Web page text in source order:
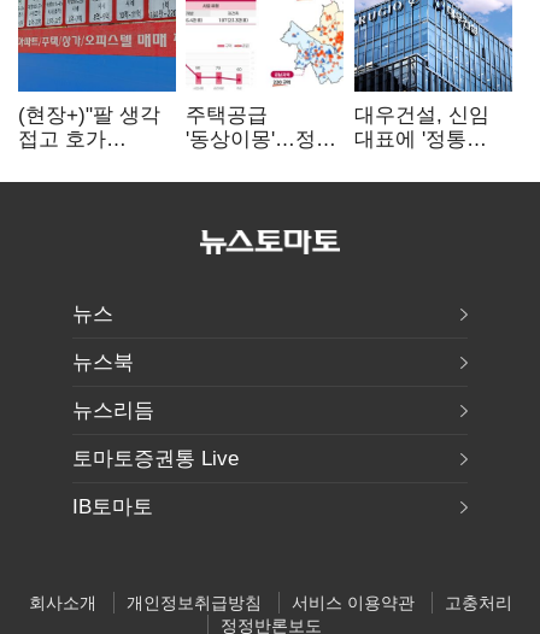
(현장+)"팔 생각
접고 호가
똘똘한 한 채'
주택공급
'동상이몽'…정부
없으면 '공수표'
대우건설, 신임
대표에 '정통
부사장 내정
뉴스
뉴스북
뉴스리듬
토마토증권통 Live
IB토마토
회사소개 개인정보취급방침 서비스 이용약관
고충처리
정정반론보도